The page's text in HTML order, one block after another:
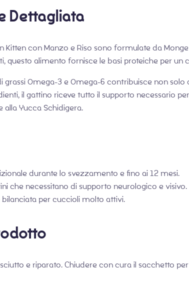
Dettagliata
Kitten con Manzo e Riso sono formulate da
questo alimento fornisce le basi proteiche per
grassi Omega-3 e Omega-6 contribuisce non
il gattino riceve tutto il supporto necessario
Yucca Schidigera.
durante lo svezzamento e fino ai 12 mesi.
che necessitano di supporto neurologico e visivo.
per cuccioli molto attivi.
e riparato. Chiudere con cura il sacchetto